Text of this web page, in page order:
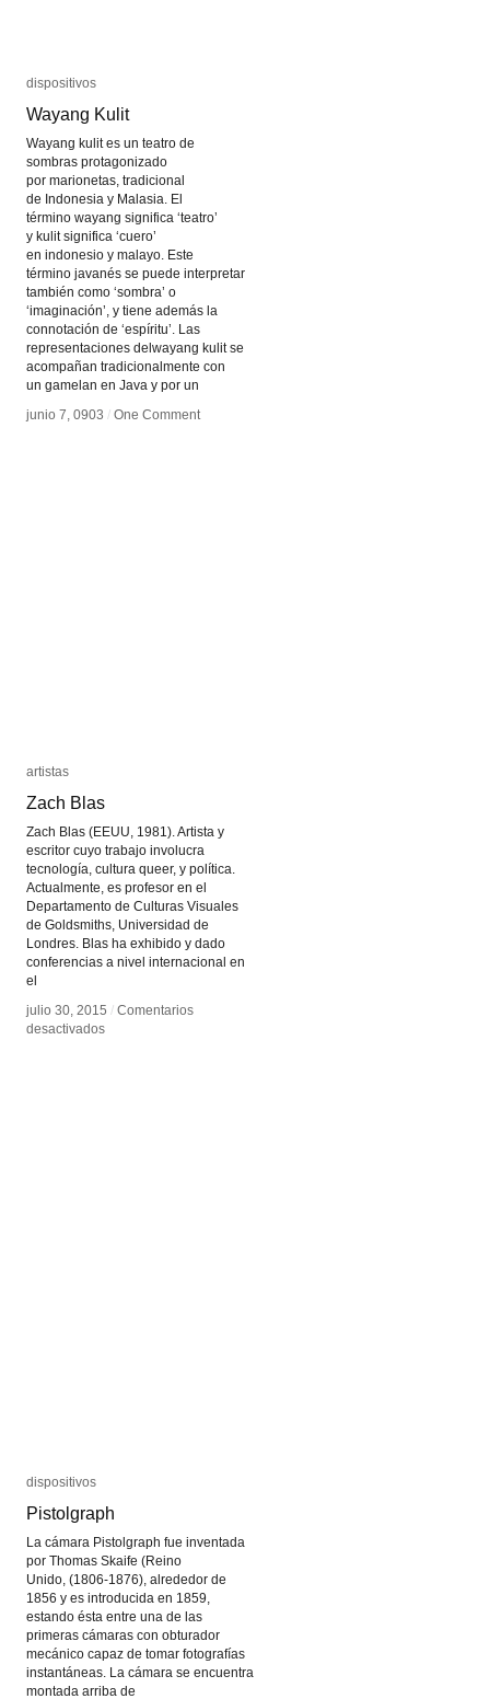
dispositivos
Wayang Kulit
Wayang kulit es un teatro de
sombras protagonizado
por marionetas, tradicional
de Indonesia y Malasia. El
término wayang significa ‘teatro’
y kulit significa ‘cuero’
en indonesio y malayo. Este
término javanés se puede interpretar
también como ‘sombra’ o
‘imaginación’, y tiene además la
connotación de ‘espíritu’. Las
representaciones delwayang kulit se
acompañan tradicionalmente con
un gamelan en Java y por un
junio 7, 0903 / One Comment
dispositivos
Wayang Kulit
junio 7, 0903 / One Comment
artistas
Zach Blas
Zach Blas (EEUU, 1981). Artista y
escritor cuyo trabajo involucra
tecnología, cultura queer, y política.
Actualmente, es profesor en el
Departamento de Culturas Visuales
de Goldsmiths, Universidad de
Londres. Blas ha exhibido y dado
conferencias a nivel internacional en
el
julio 30, 2015 / Comentarios
desactivadosen
artistas
Zach Blas
julio 30, 2015 / Comentarios
desactivadosen
dispositivos
Pistolgraph
La cámara Pistolgraph fue inventada
por Thomas Skaife (Reino
Unido, (1806-1876), alrededor de
1856 y es introducida en 1859,
estando ésta entre una de las
primeras cámaras con obturador
mecánico capaz de tomar fotografías
instantáneas. La cámara se encuentra
montada arriba de
dispositivos
Pistolgraph